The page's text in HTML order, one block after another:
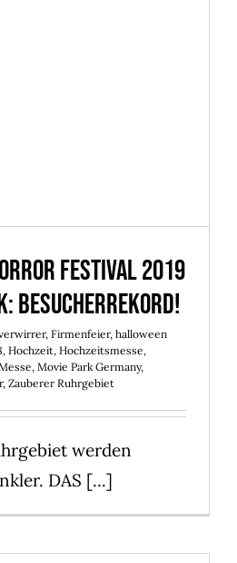
Festival 2019
Besucherrekord!
, Firmenfeier, halloween
, Hochzeit, Hochzeitsmesse,
, Movie Park Germany,
, Zauberer Ruhrgebiet
werden
DAS [...]